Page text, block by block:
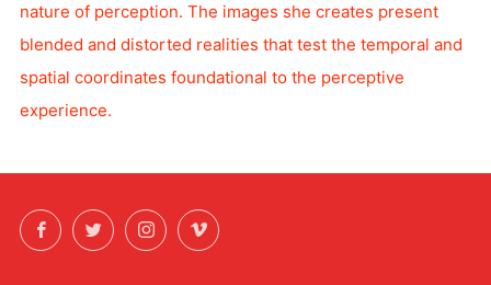
nature of perception. The images she creates present
blended and distorted realities that test the temporal and
spatial coordinates foundational to the perceptive
experience.
FacebookTwitterInstagramVimeo